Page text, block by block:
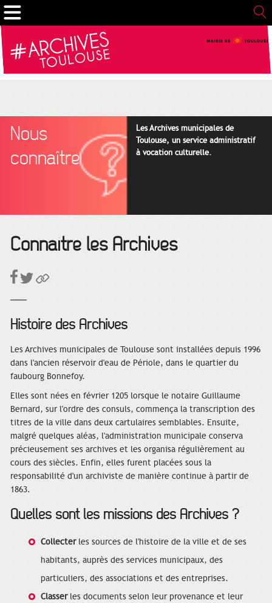
Nous
connaître
Les Archives municipales de
Toulouse, un service administratif
à vocation culturelle.
Connaître les Archives
Histoire des Archives
Les Archives municipales de Toulouse sont installées depuis 1996
dans l'ancien réservoir d'eau de Périole, dans le quartier du
faubourg Bonnefoy.
Elles sont nées en février 1205 lorsque le notaire Guillaume
Bernard, sur l'ordre des consuls, commença la transcription des
titres de la ville dans deux cartulaires semblables. Ensuite,
malgré quelques aléas, l'administration municipale conserva
précieusement ses archives et les organisa régulièrement au
cours des siècles. Enfin, elles furent placées sous la
responsabilité d'un archiviste de manière continue à partir de
1863.
Quelles sont les missions des Archives ?
Collecter les sources de l'histoire de la ville et de ses
habitants, auprès des services municipaux, des
particuliers, des associations et des entreprises.
Classer les documents selon leur provenance et leur
Gestion de vos préférences sur les cookies